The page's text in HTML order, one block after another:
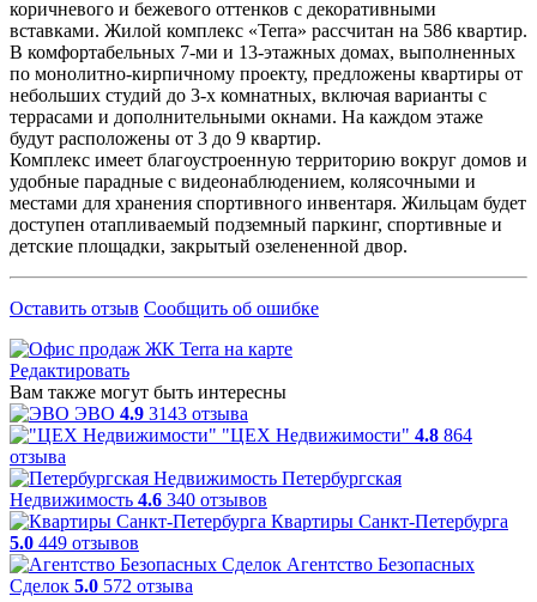
коричневого и бежевого оттенков с декоративными
вставками. Жилой комплекс «Terra» рассчитан на 586 квартир.
В комфортабельных 7-ми и 13-этажных домах, выполненных
по монолитно-кирпичному проекту, предложены квартиры от
небольших студий до 3-х комнатных, включая варианты с
террасами и дополнительными окнами. На каждом этаже
будут расположены от 3 до 9 квартир.
Комплекс имеет благоустроенную территорию вокруг домов и
удобные парадные с видеонаблюдением, колясочными и
местами для хранения спортивного инвентаря. Жильцам будет
доступен отапливаемый подземный паркинг, спортивные и
детские площадки, закрытый озелененной двор.
Оставить отзыв Сообщить об ошибке
Редактировать
Вам также могут быть интересны
ЭВО 4.9 3143 отзыва
"ЦЕХ Недвижимости" 4.8 864
отзыва
Петербургская
Недвижимость 4.6 340 отзывов
Квартиры Санкт-Петербурга
5.0 449 отзывов
Агентство Безопасных
Сделок 5.0 572 отзыва